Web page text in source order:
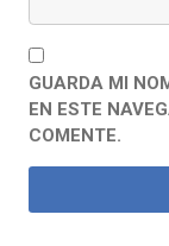
GUARDA MI
EN ESTE
COMENTE.